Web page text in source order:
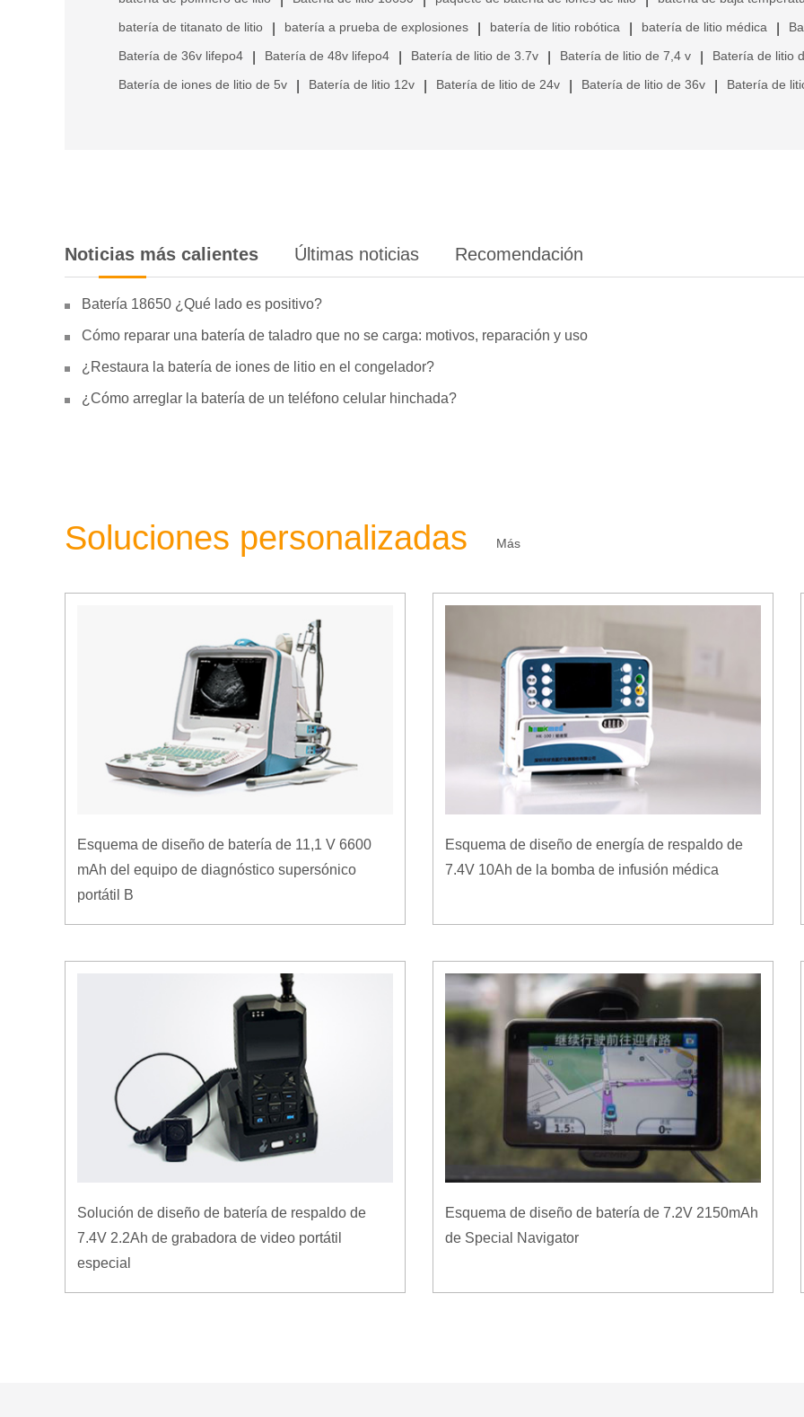
batería de titanato de litio batería a prueba de explosiones batería de litio robótica batería de litio médica
Batería de 36v lifepo4 Batería de 48v lifepo4 Batería de litio de 3.7v Batería de litio de 7,4 v Batería de litio
Batería de iones de litio de 5v Batería de litio 12v Batería de litio de 24v Batería de litio de 36v Batería de
Noticias más calientes Últimas noticias Recomendación
Batería 18650 ¿Qué lado es positivo?
Cómo reparar una batería de taladro que no se carga: motivos, reparación y uso
¿Restaura la batería de iones de litio en el congelador?
¿Cómo arreglar la batería de un teléfono celular hinchada?
Soluciones personalizadas Más
Esquema de diseño de batería de 11,1 V 6600
mAh del equipo de diagnóstico supersónico
portátil B
Esquema de diseño de energía de respaldo de
7.4V 10Ah de la bomba de infusión médica
Solución de diseño de batería de respaldo de
7.4V 2.2Ah de grabadora de video portátil
especial
Esquema de diseño de batería de 7.2V 2150mAh
de Special Navigator